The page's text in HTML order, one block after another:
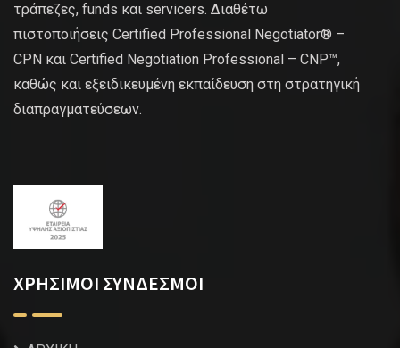
τράπεζες, funds και servicers. Διαθέτω
πιστοποιήσεις Certified Professional Negotiator® –
CPN και Certified Negotiation Professional – CNP™,
καθώς και εξειδικευμένη εκπαίδευση στη στρατηγική
διαπραγματεύσεων.
ΧΡΗΣΙΜΟΙ ΣΥΝΔΕΣΜΟΙ